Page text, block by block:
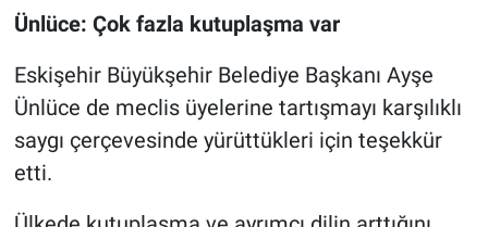
Ünlüce: Çok fazla kutuplaşma var
Eskişehir Büyükşehir Belediye Başkanı Ayşe
Ünlüce de meclis üyelerine tartışmayı karşılıklı
saygı çerçevesinde yürüttükleri için teşekkür
etti.